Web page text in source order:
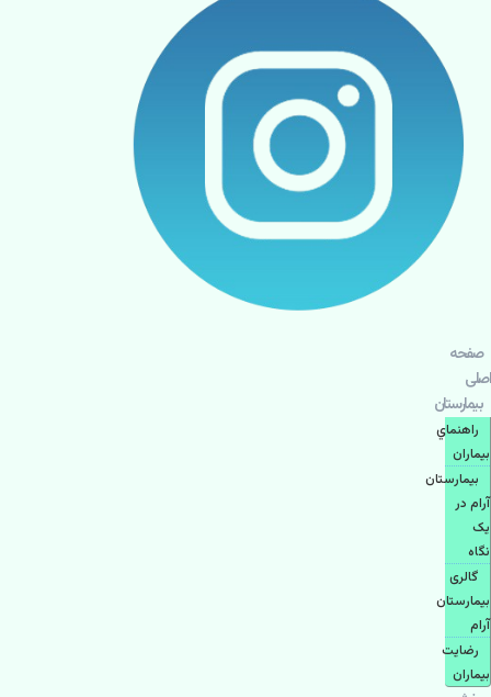
صفحه
اصلی
بيمارستان
راهنماي
بیماران
بیمارستان
آرام در
یک
نگاه
گالری
بیمارستان
آرام
رضایت
بیماران